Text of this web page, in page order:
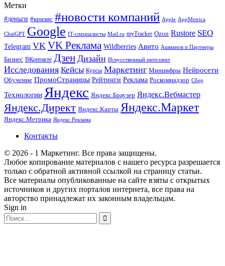
Метки
#деньги #кризис #новости компаний Apple AppMetrica
ChatGPT Google IT-специалисты Mail.ru myTracker Ozon Rustore SEO
Telegram VK VK Реклама Wildberries Авито Ашманов и Партнеры
Бизнес ВКонтакте Дзен Дизайн Искусственный интеллект
Исследования Кейсы Курсы Маркетинг Минцифры Нейросети
Обучение ПромоСтраницы Рейтинги Реклама Роскомнадзор Сбер
Технологии Яндекс Яндекс.Браузер Яндекс.Вебмастер
Яндекс.Директ Яндекс.Карты Яндекс.Маркет
Яндекс.Метрика Яндекс Реклама
Контакты
© 2026 - 1 Маркетинг. Все права защищены.
Любое копирование материалов с нашего ресурса разрешается
только с обратной активной ссылкой на страницу статьи.
Все материалы опубликованные на сайте взяты с открытых
источников и других порталов интернета, все права на
авторство принадлежат их законным владельцам.
Sign in